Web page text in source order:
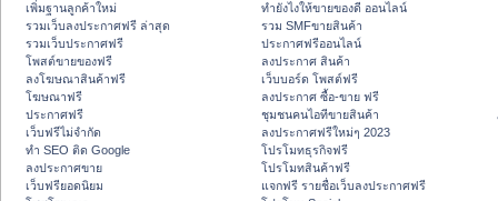
เพิ่มฐานลูกค้าใหม่
รวมเว็บลงประกาศฟรี ล่าสุด
รวมเว็บประกาศฟรี
โพสต์ขายของฟรี
ลงโฆษณาสินค้าฟรี
โฆษณาฟรี
ประกาศฟรี
เว็บฟรีไม่จำกัด
ทำ SEO ติด Google
ลงประกาศขาย
เว็บฟรียอดนิยม
ทํายังไงให้ขายของดี ออนไลน์
รวม SMFขายสินค้า
ประกาศฟรีออนไลน์
ลงประกาศ สินค้า
เว็บบอร์ด โพสต์ฟรี
ลงประกาศ ซื้อ-ขาย ฟรี
ชุมชนคนไอทีขายสินค้า
ลงประกาศฟรีใหม่ๆ 2023
โปรโมทธุรกิจฟรี
โปรโมทสินค้าฟรี
แจกฟรี รายชื่อเว็บลงประกาศฟรี